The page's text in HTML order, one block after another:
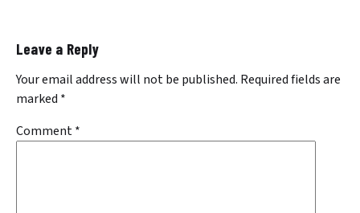
Leave a Reply
Your email address will not be published. Required fields are
marked *
Comment*